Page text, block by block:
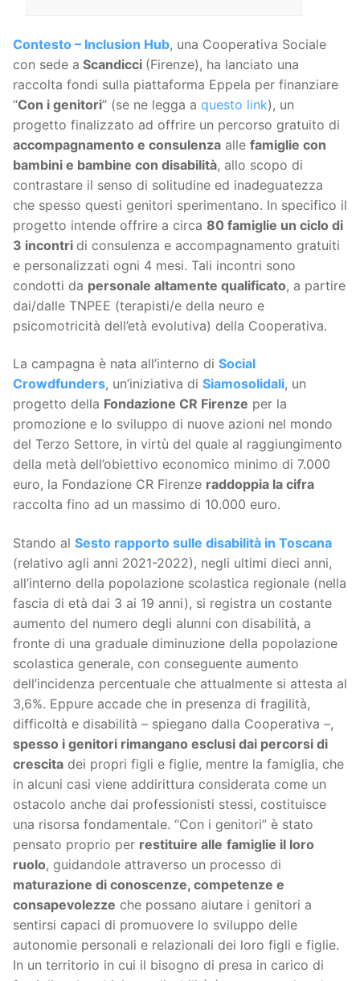
Contesto – Inclusion Hub, una Cooperativa Sociale
con sede a Scandicci (Firenze), ha lanciato una
raccolta fondi sulla piattaforma Eppela per finanziare
“Con i genitori” (se ne legga a questo link), un
progetto finalizzato ad offrire un percorso gratuito di
accompagnamento e consulenza alle famiglie con
bambini e bambine con disabilità, allo scopo di
contrastare il senso di solitudine ed inadeguatezza
che spesso questi genitori sperimentano. In specifico il
progetto intende offrire a circa 80 famiglie un ciclo di
3 incontri di consulenza e accompagnamento gratuiti
e personalizzati ogni 4 mesi. Tali incontri sono
condotti da personale altamente qualificato, a partire
dai/dalle TNPEE (terapisti/e della neuro e
psicomotricità dell’età evolutiva) della Cooperativa.
La campagna è nata all’interno di Social
Crowdfunders, un’iniziativa di Siamosolidali, un
progetto della Fondazione CR Firenze per la
promozione e lo sviluppo di nuove azioni nel mondo
del Terzo Settore, in virtù del quale al raggiungimento
della metà dell’obiettivo economico minimo di 7.000
euro, la Fondazione CR Firenze raddoppia la cifra
raccolta fino ad un massimo di 10.000 euro.
Stando al Sesto rapporto sulle disabilità in Toscana
(relativo agli anni 2021-2022), negli ultimi dieci anni,
all’interno della popolazione scolastica regionale (nella
fascia di età dai 3 ai 19 anni), si registra un costante
aumento del numero degli alunni con disabilità, a
fronte di una graduale diminuzione della popolazione
scolastica generale, con conseguente aumento
dell’incidenza percentuale che attualmente si attesta al
3,6%. Eppure accade che in presenza di fragilità,
difficoltà e disabilità – spiegano dalla Cooperativa –,
spesso i genitori rimangano esclusi dai percorsi di
crescita dei propri figli e figlie, mentre la famiglia, che
in alcuni casi viene addirittura considerata come un
ostacolo anche dai professionisti stessi, costituisce
una risorsa fondamentale. “Con i genitori” è stato
pensato proprio per restituire alle famiglie il loro
ruolo, guidandole attraverso un processo di
maturazione di conoscenze, competenze e
consapevolezze che possano aiutare i genitori a
sentirsi capaci di promuovere lo sviluppo delle
autonomie personali e relazionali dei loro figli e figlie.
In un territorio in cui il bisogno di presa in carico di